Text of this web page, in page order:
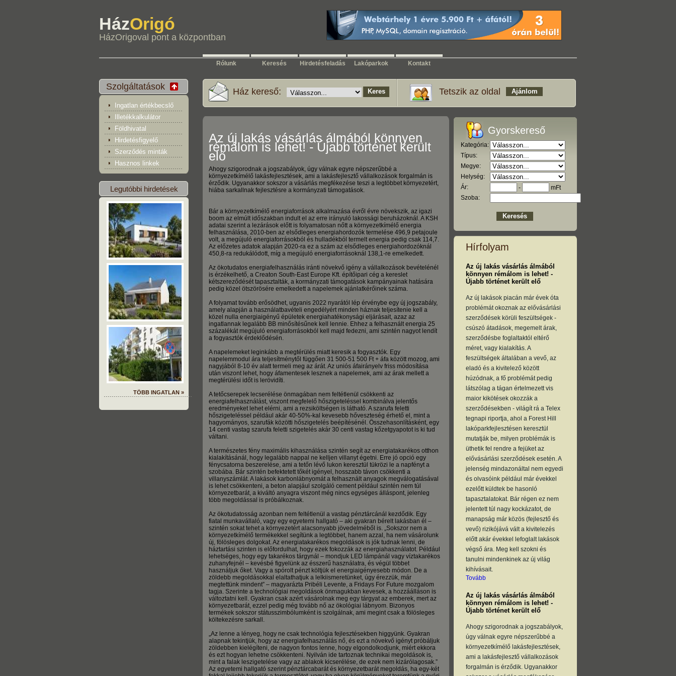
HázOrigó
HázOrigoval pont a központban
Rólunk Keresés Hirdetésfeladás Lakóparkok Kontakt
Szolgáltatások
Ingatlan értékbecslő
Illetékkalkulátor
Földhivatal
Hirdetésfigyelő
Szerződés minták
Hasznos linkek
Legutóbbi hirdetések
TÖBB INGATLAN »
Ház kereső: Tetszik az oldal
Az új lakás vásárlás álmából könnyen
rémálom is lehet! - Újabb történet került
elő
Ahogy szigorodnak a jogszabályok, úgy válnak egyre népszerűbbé a
környezetkímélő lakásfejlesztések, ami a lakásfejlesztő vállalkozások forgalmán is
érződik. Ugyanakkor sokszor a vásárlás megfékezése teszi a legtöbbet környezetért,
hiába sarkallnak fejlesztésre a kormányzati támogatások.
Bár a környezetkímélő energiaforrások alkalmazása évről évre növekszik, az igazi
boom az elmúlt időszakban indult el az erre irányuló lakossági beruházoknál. A KSH
adatai szerint a lezárások előtt is folyamatosan nőtt a környezetkímélő energia
felhasználása, 2010-ben az elsődleges energiahordozók termelése 496,9 petajoule
volt, a megújuló energiaforrásokból és hulladékból termelt energia pedig csak 114,7.
Az előzetes adatok alapján 2020-ra ez a szám az elsődleges energiahordozóknál
450,8-ra redukálódott, míg a megújuló energiaforrásoknál 138,1-re emelkedett.
Az ökotudatos energiafelhasználás iránti növekvő igény a vállalkozások bevételénél
is érzékelhető, a Creaton South-East Europe Kft. építőipari cég a kereslet
kétszereződését tapasztalták, a kormányzati támogatások kampányainak hatására
pedig közel ötszörösére emelkedett a napelemek ajánlatkérőinek száma.
A folyamat tovább erősödhet, ugyanis 2022 nyarától lép érvénybe egy új jogszabály,
amely alapján a használatbavételi engedélyért minden háznak teljesítenie kell a
közel nulla energiaigényű épületek energiahatékonysági eljárásait, azaz az
ingatlannak legalább BB minősítésűnek kell lennie. Ehhez a felhasznált energia 25
százalékát megújuló energiaforrásokból kell majd fedezni, ami szintén nagyot lendít
a fogyasztók érdeklődésén.
A napelemeket leginkább a megtérülés miatt keresik a fogyasztók. Egy
napelemmodul ára teljesítménytől függően 31 500-51 500 Ft + áfa között mozog, ami
nagyjából 8-10 év alatt termeli meg az árát. Az uniós áfairányelv friss módosítása
után viszont lehet, hogy áfamentesek lesznek a napelemek, ami az árak mellett a
megtérülési időt is lerövidíti.
A tetőcserepek lecserélése önmagában nem feltétlenül csökkenti az
energiafelhasználást, viszont megfelelő hőszigeteléssel kombinálva jelentős
eredményeket lehet elérni, ami a rezsiköltségen is látható. A szarufa feletti
hőszigeteléssel például akár 40-50%-kal kevesebb hőveszteség érhető el, mint a
hagyományos, szarufák közötti hőszigetelés beépítésénél. Összehasonlításként, egy
14 centi vastag szarufa feletti szigetelés akár 30 centi vastag kőzetgyapotot is ki tud
váltani.
A természetes fény maximális kihasználása szintén segít az energiatakarékos otthon
kialakításánál, hogy legalább nappal ne kelljen villanyt égetni. Erre jó opció egy
fénycsatorna beszerelése, ami a tetőn lévő lukon keresztül tükrözi le a napfényt a
szobába. Bár szintén befektetett tőkét igényel, hosszabb távon csökkenti a
villanyszámlát. A lakások karbonlábnyomát a felhasznált anyagok megválogatásával
is lehet csökkenteni, a beton alapjául szolgáló cement például szintén nem túl
környezetbarát, a kiváltó anyagra viszont még nincs egységes álláspont, jelenleg
több megoldással is próbálkoznak.
Az ökotudatosság azonban nem feltétlenül a vastag pénztárcánál kezdődik. Egy
fiatal munkavállaló, vagy egy egyetemi hallgató – aki gyakran bérelt lakásban él –
szintén sokat tehet a környezetért alacsonyabb jövedelméből is. „Sokszor nem a
környezetkímélő termékekkel segítünk a legtöbbet, hanem azzal, ha nem vásárolunk
új, fölösleges dolgokat. Az energiatakarékos megoldások is jók tudnak lenni, de
háztartási szinten is előfordulhat, hogy ezek fokozzák az energiahasználatot. Például
lehetséges, hogy egy takarékos tárgynál – mondjuk LED lámpánál vagy víztakarékos
zuhanyfejnél – kevésbé figyelünk az ésszerű használatra, és végül többet
használjuk őket. Vagy a spórolt pénzt költjük el energiaigényesebb módon. De a
zöldebb megoldásokkal elaltathatjuk a lelkiismeretünket, úgy érezzük, már
megtettünk mindent” – magyarázta Pribéli Levente, a Fridays For Future mozgalom
tagja. Szerinte a technológiai megoldások önmagukban kevesek, a hozzáálláson is
változtatni kell. Gyakran csak azért vásárolnak meg egy tárgyat az emberek, mert az
környezetbarát, ezzel pedig még tovább nő az ökológiai lábnyom. Bizonyos
termékek sokszor státusszimbólumként is szolgálnak, ami megint csak a fölösleges
költekezésre sarkall.
„Az lenne a lényeg, hogy ne csak technológia fejlesztésekben higgyünk. Gyakran
alapnak tekintjük, hogy az energiafelhasználás nő, és ezt a növekvő igényt próbáljuk
zöldebben kielégíteni, de nagyon fontos lenne, hogy elgondolkodjunk, miért ekkora
és ezt hogyan lehetne csökkenteni. Nyilván ide tartoznak technikai megoldások is,
mint a falak leszigetelése vagy az ablakok kicserélése, de ezek nem kizárólagosak.”
Az egyetemi hallgató szerint pénztárcabarát és környezetbarát megoldás, ha egy-két
Gyorskereső
Kategória:
Típus:
Megye:
Helység:
Ár:
-
mFt
Szoba:
Hírfolyam
Az új lakás vásárlás álmából
könnyen rémálom is lehet! -
Újabb történet került elő
Az új lakások piacán már évek óta
problémát okoznak az elővásárlási
szerződések körüli feszültségek -
csúszó átadások, megemelt árak,
szerződésbe foglaltaktól eltérő
méret, vagy kialakítás. A
feszültségek általában a vevő, az
eladó és a kivitelező között
húzódnak, a fő problémát pedig
látszólag a tágan értelmezett vis
maior kikötések okozzák a
szerződésekben - világít rá a Telex
tegnapi riportja, ahol a Forest Hill
lakóparkfejlesztésen keresztül
mutatják be, milyen problémák is
üthetik fel rendre a fejüket az
elővásárlási szerződések esetén. A
jelenség mindazonáltal nem egyedi
és olvasóink például már évekkel
ezelőtt küldtek be hasonló
tapasztalatokat. Bár régen ez nem
jelentett túl nagy kockázatot, de
manapság már közös (fejlesztő és
vevő) rizikójává vált a kivitelezés
előtt akár évekkel lefoglalt lakások
végső ára. Meg kell szokni és
tanulni mindenkinek az új világ
kihívásait.
Tovább
Az új lakás vásárlás álmából
könnyen rémálom is lehet! -
Újabb történet került elő
Ahogy szigorodnak a jogszabályok,
úgy válnak egyre népszerűbbé a
környezetkímélő lakásfejlesztések,
ami a lakásfejlesztő vállalkozások
forgalmán is érződik. Ugyanakkor